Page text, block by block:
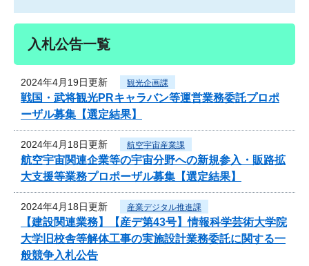
入札公告一覧
2024年4月19日更新 観光企画課
戦国・武将観光PRキャラバン等運営業務委託プロポ
ーザル募集【選定結果】
2024年4月18日更新 航空宇宙産業課
航空宇宙関連企業等の宇宙分野への新規参入・販路拡
大支援等業務プロポーザル募集【選定結果】
2024年4月18日更新 産業デジタル推進課
【建設関連業務】【産デ第43号】情報科学芸術大学院
大学旧校舎等解体工事の実施設計業務委託に関する一
般競争入札公告